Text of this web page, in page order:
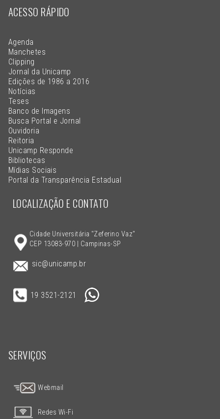
ACESSO RÁPIDO
Agenda
Manchetes
Clipping
Jornal da Unicamp
Edições de 1986 a 2016
Notícias
Teses
Banco de Imagens
Busca Portal e Jornal
Ouvidoria
Reitoria
Unicamp Responde
Bibliotecas
Mídias Sociais
Portal da Transparência Estadual
LOCALIZAÇÃO E CONTATO
Cidade Universitária "Zeferino Vaz"
CEP 13083-970 | Campinas-SP
sic@unicamp.br
19 3521-2121
SERVIÇOS
Webmail
Redes Wi-Fi